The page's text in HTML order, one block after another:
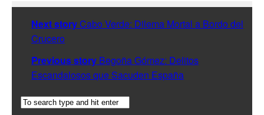
Next storyCabo Verde: Dilema Mortal a Bordo del
Crucero
Previous story Begoña Gómez: Delitos
Escandalosos que Sacuden España